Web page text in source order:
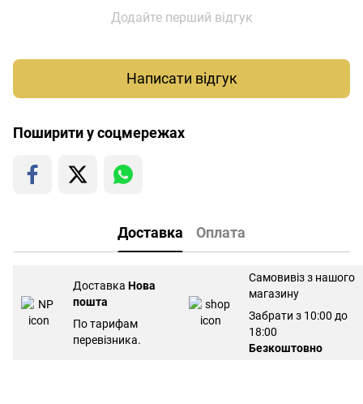
Додайте перший відгук
Написати відгук
Поширити у соцмережах
Доставка Оплата
Доставка Нова
пошта
По тарифам
перевізника.
Самовивіз з нашого
магазину
Забрати з 10:00 до
18:00
Безкоштовно